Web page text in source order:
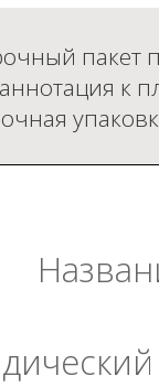
пакет
к